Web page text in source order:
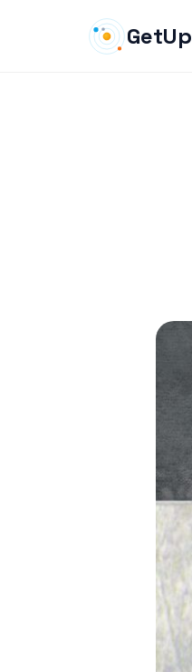
GetUp